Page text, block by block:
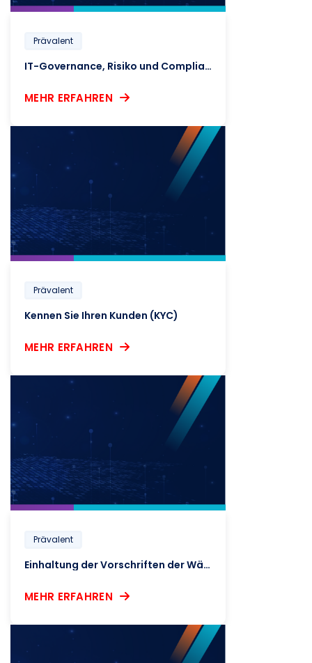
Prävalent
IT-Governance, Risiko und Compliance
MEHR ERFAHREN
Prävalent
Kennen Sie Ihren Kunden (KYC)
MEHR ERFAHREN
Prävalent
Einhaltung der Vorschriften der Währungsbehörde von Singapur (MAS)
MEHR ERFAHREN